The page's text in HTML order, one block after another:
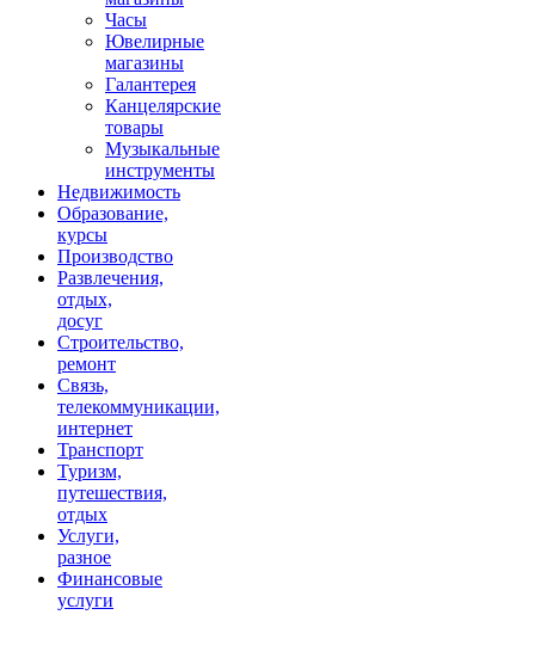
Часы
Ювелирные
магазины
Галантерея
Канцелярские
товары
Музыкальные
инструменты
Недвижимость
Образование,
курсы
Производство
Развлечения,
отдых,
досуг
Строительство,
ремонт
Связь,
телекоммуникации,
интернет
Транспорт
Туризм,
путешествия,
отдых
Услуги,
разное
Финансовые
услуги